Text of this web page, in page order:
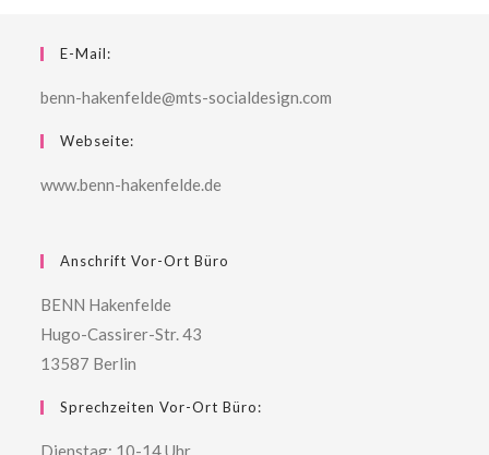
E-Mail:
benn-hakenfelde@mts-socialdesign.com
Webseite:
www.benn-hakenfelde.de
Anschrift Vor-Ort Büro
BENN Hakenfelde
Hugo-Cassirer-Str. 43
13587 Berlin
Sprechzeiten Vor-Ort Büro:
Dienstag: 10-14 Uhr